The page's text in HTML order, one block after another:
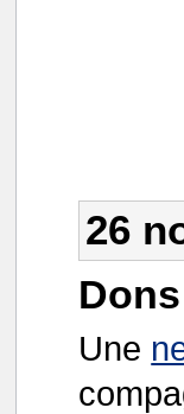
26
Une